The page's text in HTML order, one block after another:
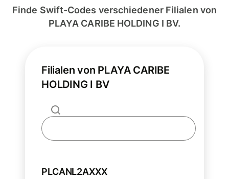
Finde Swift-Codes verschiedener Filialen von
PLAYA CARIBE HOLDING I BV.
Filialen von PLAYA CARIBE
HOLDING I BV
PLCANL2AXXX